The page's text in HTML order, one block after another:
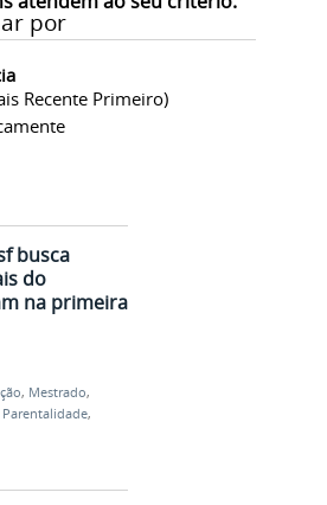
por
Recente Primeiro)
realizam
social
na
busca
do
na primeira
, Mestrado,
Parentalidade,